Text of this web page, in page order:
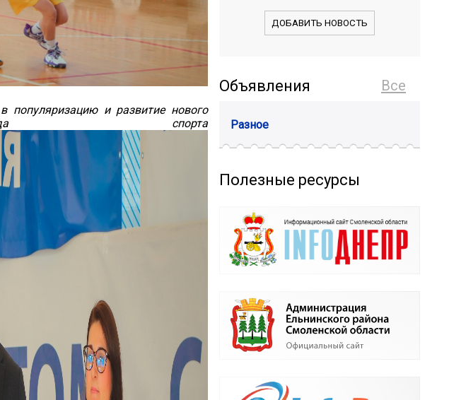
популяризацию и развитие нового
спорта
ДОБАВИТЬ НОВОСТЬ
Все
Объявления
Разное
Полезные ресурсы